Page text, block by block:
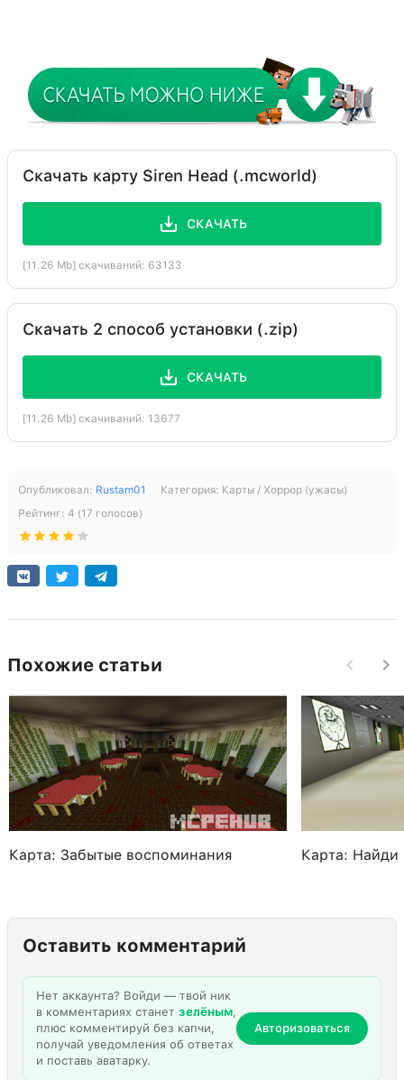
Скачать карту Siren Head (.mcworld)
СКАЧАТЬ
[11.26 Mb] скачиваний: 63133
Скачать 2 способ установки (.zip)
СКАЧАТЬ
[11.26 Mb] скачиваний: 13677
Опубликовал: Rustam01 Категория: Карты / Хоррор (ужасы)
Рейтинг: 4 (17 голосов)
Похожие статьи
Карта: Забытые воспоминания Карта: Найди
Оставить комментарий
Нет аккаунта? Войди — твой ник
в комментариях станет зелёным,
плюс комментируй без капчи,
получай уведомления об ответах
и поставь аватарку.
Авторизоваться